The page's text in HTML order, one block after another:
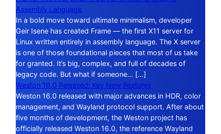
Assembly Language
In a bold move toward ultimate minimalism, developer
Geir Isene has created Frame — the first X11 server for
Linux written entirely in assembly language. The X server
is one of those foundational pieces that most of us take
for granted. It’s big, complex, and full of decades of
legacy code. But what if someone… […]
Weston 16.0 Released: Key New Features
Weston 16.0 released with major advances in HDR, color
management, and Wayland protocol support. After about
five months of development, the Weston project has
officially released Weston 16.0, the reference Wayland